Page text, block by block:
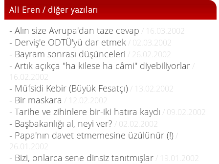
Ali Eren / diğer yazıları
- Alın size Avrupa'dan taze cevap / 16.03.2002
- Derviş'e ODTÜ'yü dar etmek/ 02.03.2002
- Bayram sonrası düşünceleri / 26.02.2002
- Artık açıkça "ha kilese ha câmi" diyebiliyorlar/
16.02.2002
- Müfsidi Kebir (Büyük Fesatçı)/ 13.02.2002
- Bir maskara / 12.02.2002
- Tarihe ve zihinlere bir-iki hatıra kaydı / 09.02.2002
- Başbakanlığı al, neyi ver? / 02.02.2002
- Papa'nın davet etmemesine üzülünür (!)/
26.01.2002
- Bizi, onlarca sene dinsiz tanıtmışlar/ 19.01.2002